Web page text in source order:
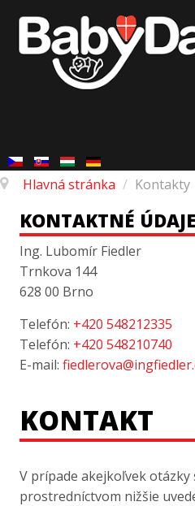
Hlavná stránka / Kontakty
KONTAKTNÉ ÚDAJE
Ing. Lubomír Fiedler
Trnkova 144
628 00 Brno
Telefón: +420 548212335
Telefón: +420 548210740
E-mail:
KONTAKT
V prípade akejkoľvek
prostredníctvom nižšie